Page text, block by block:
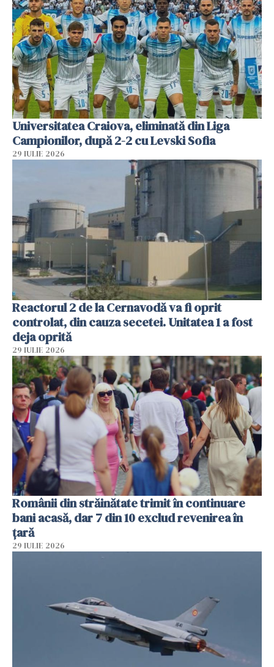
Universitatea Craiova, eliminată din Liga
Campionilor, după 2-2 cu Levski Sofia
29 IULIE 2026
Reactorul 2 de la Cernavodă va fi oprit
controlat, din cauza secetei. Unitatea 1 a fost
deja oprită
29 IULIE 2026
Românii din străinătate trimit în continuare
bani acasă, dar 7 din 10 exclud revenirea în
țară
29 IULIE 2026